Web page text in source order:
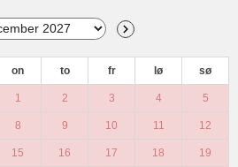
on to fr lø sø
1 2 3 4 5
8 9 10 11 12
15 16 17 18 19